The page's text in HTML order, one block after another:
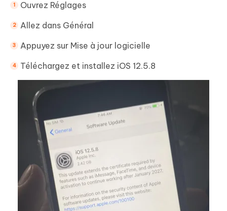
Ouvrez Réglages
Allez dans Général
Appuyez sur Mise à jour logicielle
Téléchargez et installez iOS 12.5.8